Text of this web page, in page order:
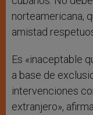
norteamericana,
amistad
Es «inaceptable
a base de
intervenciones
extranjero»,